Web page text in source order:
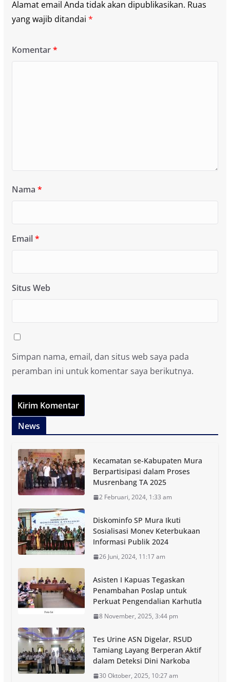
Alamat email Anda tidak akan dipublikasikan. Ruas
yang wajib ditandai *
Komentar*
Nama *
Email*
Situs Web
Simpan nama, email, dan situs web saya pada
peramban ini untuk komentar saya berikutnya.
News
Kecamatan se-Kabupaten Mura
Berpartisipasi dalam Proses
Musrenbang TA 2025
2 Februari, 2024, 1:33 am
Diskominfo SP Mura Ikuti
Sosialisasi Monev Keterbukaan
Informasi Publik 2024
26 Juni, 2024, 11:17 am
Asisten I Kapuas Tegaskan
Penambahan Poslap untuk
Perkuat Pengendalian Karhutla
8 November, 2025, 3:44 pm
Tes Urine ASN Digelar, RSUD
Tamiang Layang Berperan Aktif
dalam Deteksi Dini Narkoba
30 Oktober, 2025, 10:27 am